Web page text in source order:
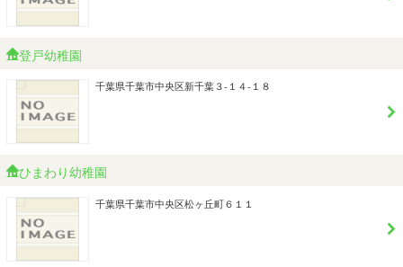
登戸幼稚園
千葉県千葉市中央区新千葉３-１４-１８
ひまわり幼稚園
千葉県千葉市中央区松ヶ丘町６１１